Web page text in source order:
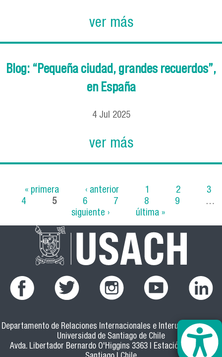
ver más
Blog: “Pequeña ciudad, grandes recuerdos”,
en España
4 Jul 2025
ver más
Páginas
« primera ‹ anterior 1 2
3
4
5 6 7 8 9
…
siguiente ›
última »
Departamento de Relaciones Internacionales e Interuniversitarias
Universidad de Santiago de Chile
Avda. Libertador Bernardo O'Higgins 3363 | Estación Central |